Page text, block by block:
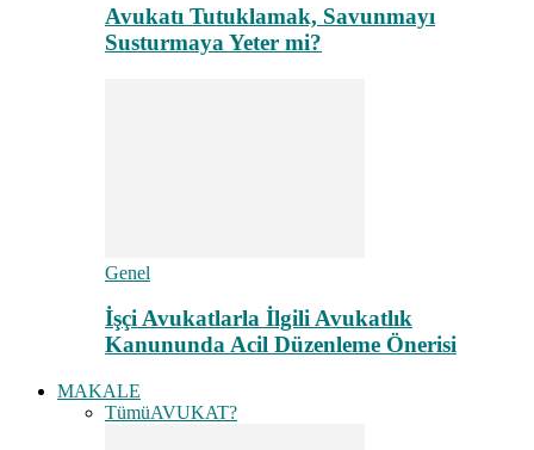
Avukatı Tutuklamak, Savunmayı
Susturmaya Yeter mi?
Genel
İşçi Avukatlarla İlgili Avukatlık
Kanununda Acil Düzenleme Önerisi
MAKALE
TümüAVUKAT?